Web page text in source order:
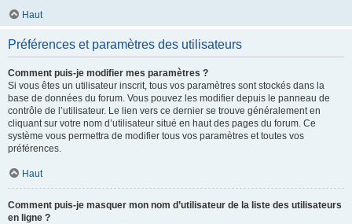
Haut
Préférences et paramètres des utilisateurs
Comment puis-je modifier mes paramètres ?
Si vous êtes un utilisateur inscrit, tous vos paramètres sont stockés dans la
base de données du forum. Vous pouvez les modifier depuis le panneau de
contrôle de l’utilisateur. Le lien vers ce dernier se trouve généralement en
cliquant sur votre nom d’utilisateur situé en haut des pages du forum. Ce
système vous permettra de modifier tous vos paramètres et toutes vos
préférences.
Haut
Comment puis-je masquer mon nom d’utilisateur de la liste des utilisateurs
en ligne ?